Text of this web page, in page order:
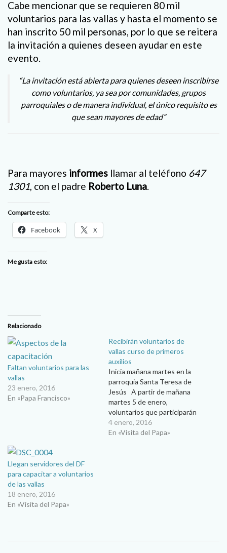
Cabe mencionar que se requieren 80 mil
voluntarios para las vallas y hasta el momento se
han inscrito 50 mil personas, por lo que se reitera
la invitación a quienes deseen ayudar en este
evento.
“La invitación está abierta para quienes deseen inscribirse
como voluntarios, ya sea por comunidades, grupos
parroquiales o de manera individual, el único requisito es
que sean mayores de edad”
Para mayores informes llamar al teléfono 647
1301, con el padre Roberto Luna.
Comparte esto:
Facebook X
Me gusta esto:
Relacionado
Faltan voluntarios para las
vallas
23 enero, 2016
En «Papa Francisco»
Recibirán voluntarios de
vallas curso de primeros
auxilios
Inicia mañana martes en la
parroquia Santa Teresa de
Jesús A partir de mañana
martes 5 de enero,
voluntarios que participarán
en las vallas del recorrido del
Papa Francisco durante su
4 enero, 2016
En «Visita del Papa»
Llegan servidores del DF
para capacitar a voluntarios
de las vallas
18 enero, 2016
En «Visita del Papa»